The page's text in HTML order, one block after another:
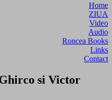
Home
ZIUA
Video
Audio
Roncea Books
Links
Contact
si Victor